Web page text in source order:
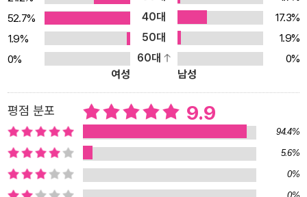
52.7%
40대
17.3%
1.9%
50대
1.9%
0%
60대
0%
여성
남성
평점 분포 9.9
94.4%
5.6%
0%